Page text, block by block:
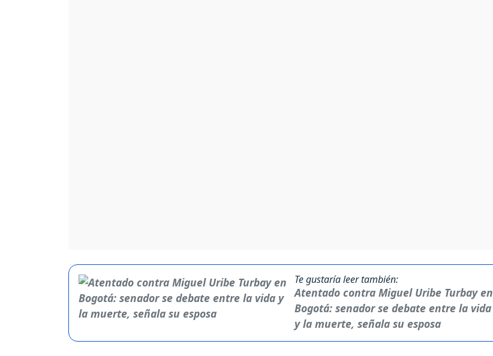
Te gustaría leer también:
Atentado contra Miguel Uribe Turbay en
Bogotá: senador se debate entre la vida
y la muerte, señala su esposa